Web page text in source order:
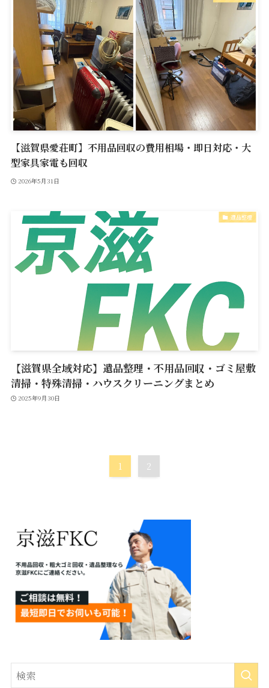
【滋賀県愛荘町】不用品回収の費用相場・即日対応・大
型家具家電も回収
2026年5月31日
遺品整理
【滋賀県全域対応】遺品整理・不用品回収・ゴミ屋敷
清掃・特殊清掃・ハウスクリーニングまとめ
2025年9月30日
1 2